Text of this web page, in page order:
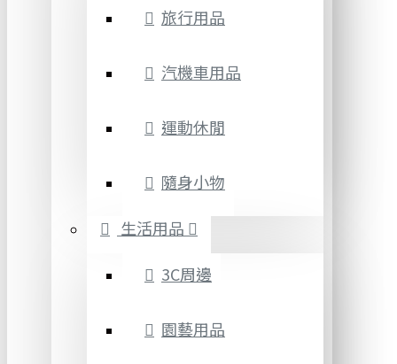
旅行用品
汽機車用品
運動休閒
隨身小物
生活用品
3C周邊
園藝用品